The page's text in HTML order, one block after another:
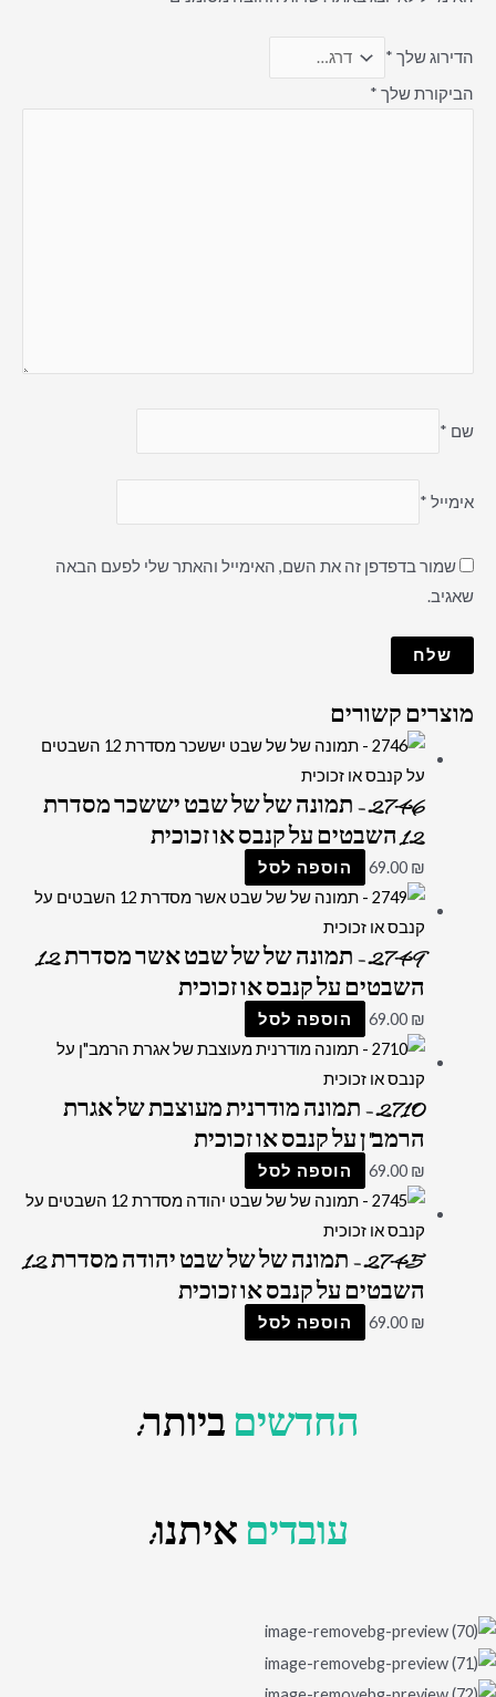
הדירוג שלך *
הביקורת שלך *
שם *
אימייל *
שמור בדפדפן זה את השם, האימייל והאתר שלי לפעם הבאה
שאגיב.
מוצרים קשורים
2746 – תמונה של של שבט יששכר מסדרת
12 השבטים על קנבס או זכוכית
69.00 ₪ הוספה לסל
2749 – תמונה של של שבט אשר מסדרת 12
השבטים על קנבס או זכוכית
69.00 ₪ הוספה לסל
2710 – תמונה מודרנית מעוצבת של אגרת
הרמב"ן על קנבס או זכוכית
69.00 ₪ הוספה לסל
2745 – תמונה של של שבט יהודה מסדרת 12
השבטים על קנבס או זכוכית
69.00 ₪ הוספה לסל
החדשיםביותר:
עובדיםאיתנו: